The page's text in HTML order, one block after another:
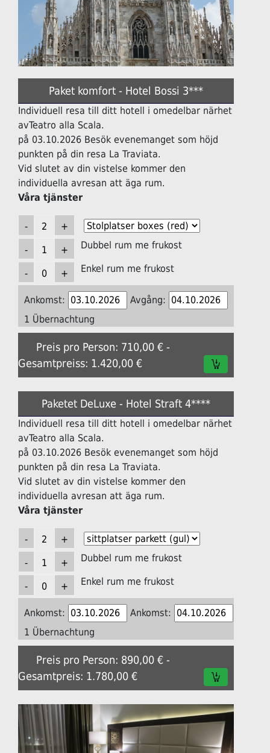
Paket komfort - Hotel Bossi 3***
Individuell resa till ditt hotell i omedelbar närhet
avTeatro alla Scala.
på 03.10.2026 Besök evenemanget som höjd
punkten på din resa La Traviata.
Vid slutet av din vistelse kommer den
individuella avresan att äga rum.
Våra tjänster
Dubbel rum me frukost
Enkel rum me frukost
Ankomst:
Avgång:
1 Übernachtung
Preis pro Person: 710,00 € -
Gesamtpreiss: 1.420,00 €
Paketet DeLuxe - Hotel Straft 4****
Individuell resa till ditt hotell i omedelbar närhet
avTeatro alla Scala.
på 03.10.2026 Besök evenemanget som höjd
punkten på din resa La Traviata.
Vid slutet av din vistelse kommer den
individuella avresan att äga rum.
Våra tjänster
Dubbel rum me frukost
Enkel rum me frukost
Ankomst:
Ankomst:
1 Übernachtung
Preis pro Person: 890,00 € -
Gesamtpreis: 1.780,00 €